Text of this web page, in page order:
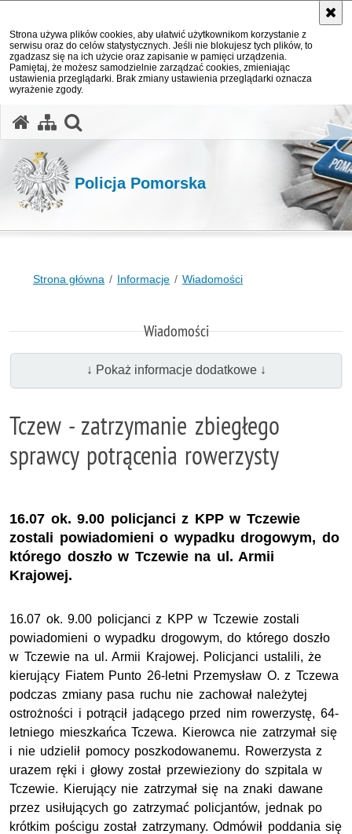
Strona używa plików cookies, aby ułatwić użytkownikom korzystanie z
serwisu oraz do celów statystycznych. Jeśli nie blokujesz tych plików, to
zgadzasz się na ich użycie oraz zapisanie w pamięci urządzenia.
Pamiętaj, że możesz samodzielnie zarządzać cookies, zmieniając
ustawienia przeglądarki. Brak zmiany ustawienia przeglądarki oznacza
wyrażenie zgody.
Policja Pomorska
Strona główna Informacje Wiadomości
Wiadomości
↓ Pokaż informacje dodatkowe ↓
Tczew - zatrzymanie zbiegłego
sprawcy potrącenia rowerzysty
16.07 ok. 9.00 policjanci z KPP w Tczewie
zostali powiadomieni o wypadku drogowym, do
którego doszło w Tczewie na ul. Armii
Krajowej.
16.07 ok. 9.00 policjanci z KPP w Tczewie zostali
powiadomieni o wypadku drogowym, do którego doszło
w Tczewie na ul. Armii Krajowej. Policjanci ustalili, że
kierujący Fiatem Punto 26-letni Przemysław O. z Tczewa
podczas zmiany pasa ruchu nie zachował należytej
ostrożności i potrącił jadącego przed nim rowerzystę, 64-
letniego mieszkańca Tczewa. Kierowca nie zatrzymał się
i nie udzielił pomocy poszkodowanemu. Rowerzysta z
urazem ręki i głowy został przewieziony do szpitala w
Tczewie. Kierujący nie zatrzymał się na znaki dawane
przez usiłujących go zatrzymać policjantów, jednak po
krótkim pościgu został zatrzymany. Odmówił poddania się